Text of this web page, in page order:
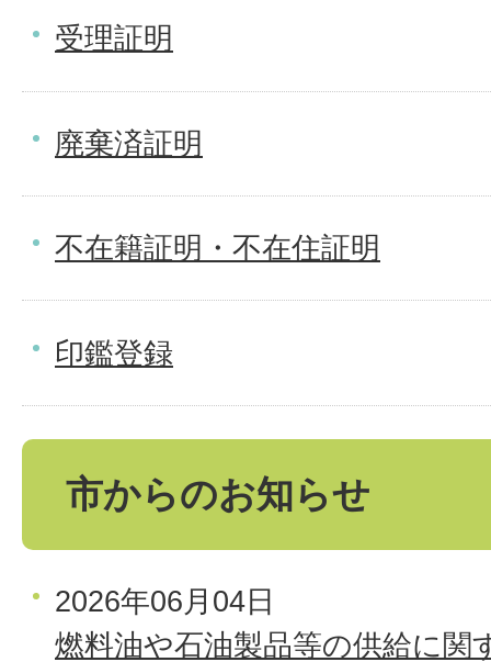
受理証明
廃棄済証明
不在籍証明・不在住証明
印鑑登録
市からのお知らせ
2026年06月04日
燃料油や石油製品等の供給に関